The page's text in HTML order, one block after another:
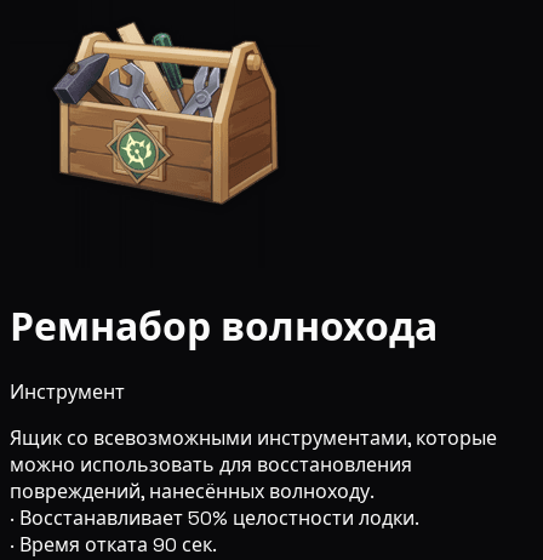
Ремнабор волнохода
Инструмент
Ящик со всевозможными инструментами, которые
можно использовать для восстановления
повреждений, нанесённых волноходу.
· Восстанавливает 50% целостности лодки.
· Время отката 90 сек.